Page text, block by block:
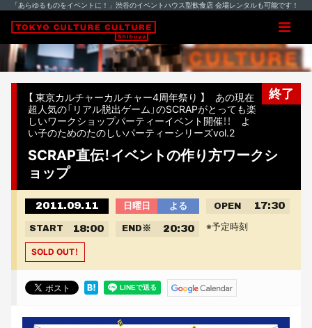
「あらゆるものをイベントに！」渋谷のイベントハウス型飲食店 会場レンタルも可能です！
終了
【 東京カルチャーカルチャー4周年祭り 】 あの現在
超人気の「リアル脱出ゲーム」のSCRAPがとっても楽
しいワークショップパーティーイベント開催！！ よ
い子のためのたのしいパーティーシリーズvol.2
SCRAP直伝！イベントの作り方ワークシ
ョップ
2011.09.11 日曜日 よる OPEN 17:30
START 18:00 END ※ 20:30 ※予定時刻
SOLD OUT！